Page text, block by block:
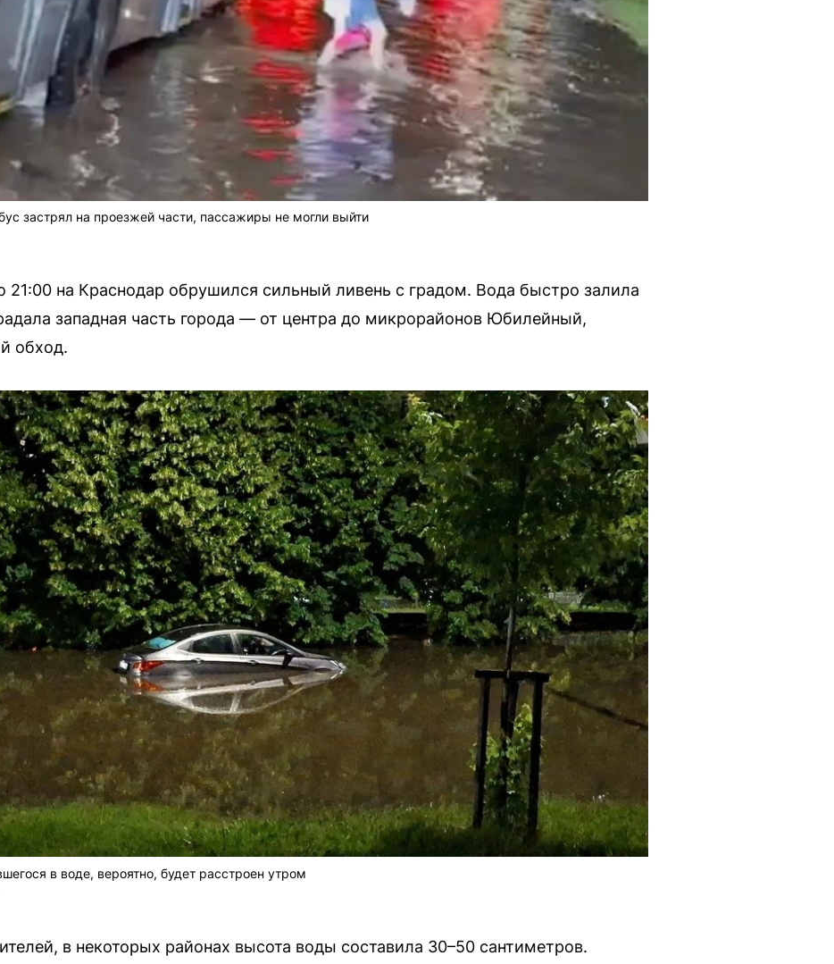
застрял на проезжей части, пассажиры не могли выйти
21:00 на Краснодар обрушился сильный ливень с градом. Вода быстро залила
западная часть города — от центра до микрорайонов Юбилейный,
обход.
в воде, вероятно, будет расстроен утром
в некоторых районах высота воды составила 30–50 сантиметров.